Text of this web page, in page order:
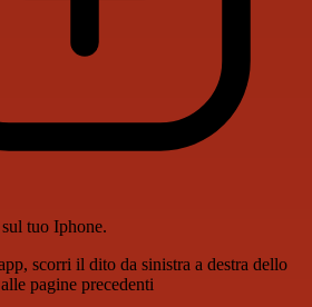
tuo Iphone.
scorri il dito da sinistra a destra dello
pagine precedenti